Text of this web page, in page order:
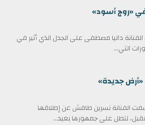
في «روج أسود»
داليا مصطفى على الجدل الذي أثير في
التي...
جديدة»
الفنانة نسرين طافش عن إطلاقها
لتطل على جمهورها بعيد...